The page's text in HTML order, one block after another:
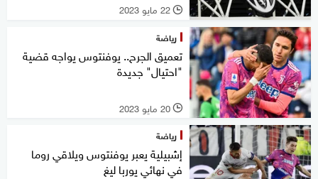
l 22 مايو 2023
رياضة
تعميق الجرح.. يوفنتوس يواجه قضية
"احتيال" جديدة
l 20 مايو 2023
رياضة
إشبيلية يعبر يوفنتوس ويلاقي روما
في نهائي يوربا ليغ